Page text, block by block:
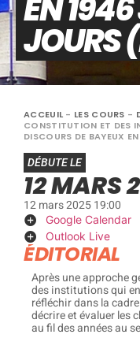
EN
JOURS
ACCEUIL - LES COURS -
CONSTITUTION ET DES
DISCOURS DE BAYEUX
ÉDITORIAL
Après une approche
des institutions qui
réfléchir dans la
décrire et évaluer les
au fil des années au
DÉBUTE LE
12 MARS
12 mars 2025 19:00
Google Calendar
Outlook Live